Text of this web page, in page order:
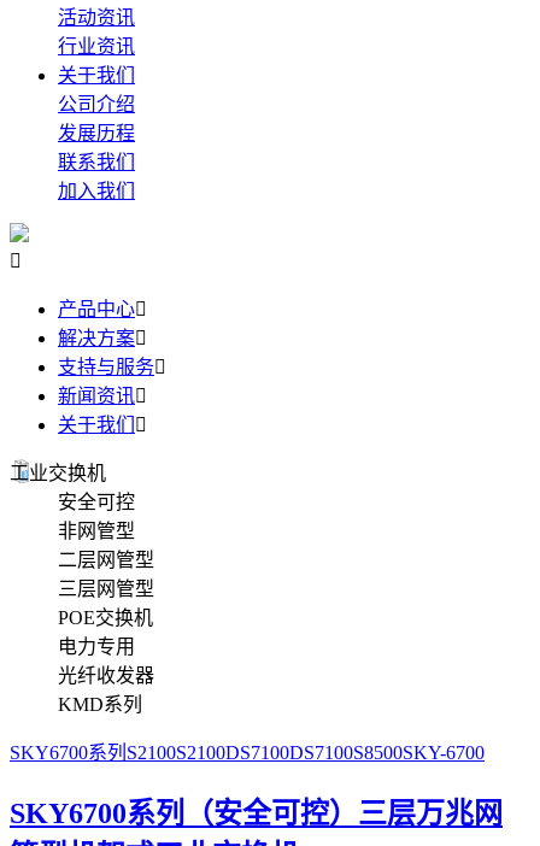
活动资讯
行业资讯
关于我们
公司介绍
发展历程
联系我们
加入我们

产品中心
解决方案
支持与服务
新闻资讯
关于我们 
工业交换机
安全可控
非网管型
二层网管型
三层网管型
POE交换机
电力专用
光纤收发器
KMD系列
SKY6700系列 S2100S2100DS7100DS7100S8500SKY-6700
SKY6700系列（安全可控）三层万兆网